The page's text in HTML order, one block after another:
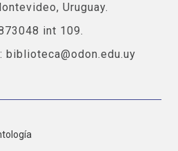
Uruguay.
int 109.
biblioteca@odon.edu.uy